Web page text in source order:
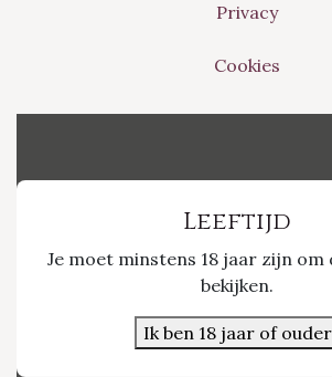
Privacy
Cookies
Leeftijd
Je moet minstens 18 jaar zijn om
bekijken.
Ik ben 18 jaar of ouder
Nieuwpoort 21/1
Openingsuren